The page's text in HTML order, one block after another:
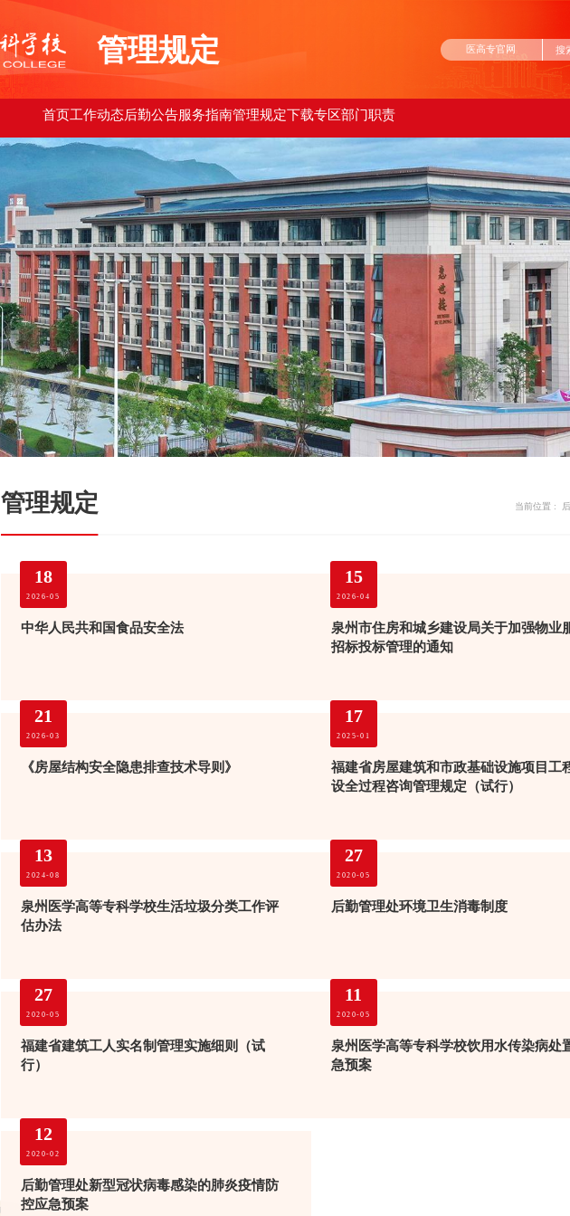
管理规定 医高专官网
首页工作动态后勤公告服务指南管理规定下载专区部门职责
当前位置 :
管理规定
中华人民共和国食品安全法
18
2026-05
泉州市住房和城乡建设局关于加强物业
招标投标管理的通知
15
2026-04
《房屋结构安全隐患排查技术导则》
21
2026-03
福建省房屋建筑和市政基础设施项目工
设全过程咨询管理规定（试行）
17
2025-01
泉州医学高等专科学校生活垃圾分类工作评
估办法
13
2024-08
后勤管理处环境卫生消毒制度
27
2020-05
福建省建筑工人实名制管理实施细则（试
行）
27
2020-05
泉州医学高等专科学校饮用水传染病处
急预案
11
2020-05
后勤管理处新型冠状病毒感染的肺炎疫情防
控应急预案
12
2020-02